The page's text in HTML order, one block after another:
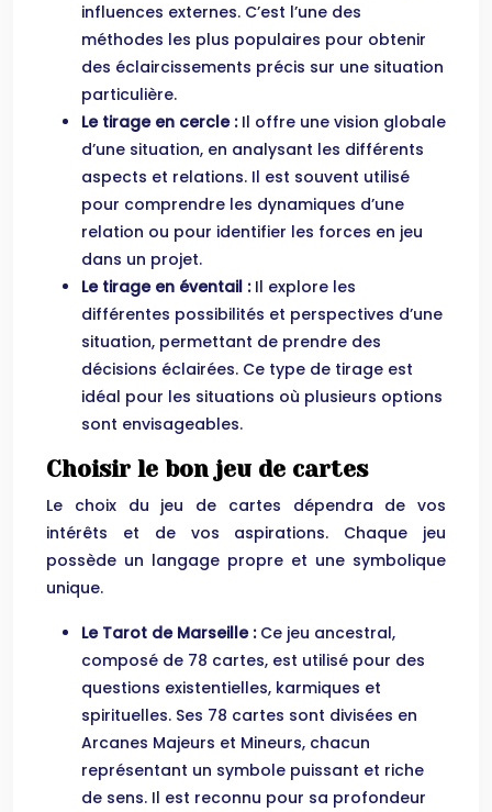
influences externes. C’est l’une des
méthodes les plus populaires pour obtenir
des éclaircissements précis sur une situation
particulière.
Le tirage en cercle : Il offre une vision globale
d’une situation, en analysant les différents
aspects et relations. Il est souvent utilisé
pour comprendre les dynamiques d’une
relation ou pour identifier les forces en jeu
dans un projet.
Le tirage en éventail : Il explore les
différentes possibilités et perspectives d’une
situation, permettant de prendre des
décisions éclairées. Ce type de tirage est
idéal pour les situations où plusieurs options
sont envisageables.
Choisir le bon jeu de cartes
Le choix du jeu de cartes dépendra de vos
intérêts et de vos aspirations. Chaque jeu
possède un langage propre et une symbolique
unique.
Le Tarot de Marseille : Ce jeu ancestral,
composé de 78 cartes, est utilisé pour des
questions existentielles, karmiques et
spirituelles. Ses 78 cartes sont divisées en
Arcanes Majeurs et Mineurs, chacun
représentant un symbole puissant et riche
de sens. Il est reconnu pour sa profondeur